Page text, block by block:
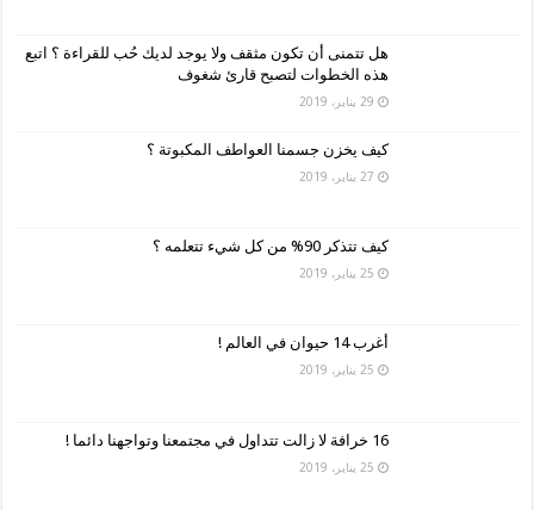
هل تتمنى أن تكون مثقف ولا يوجد لديك حُب للقراءة ؟ اتبع
هذه الخطوات لتصبح قارئ شغوف
29 يناير، 2019
كيف يخزن جسمنا العواطف المكبوتة ؟
27 يناير، 2019
كيف تتذكر 90% من كل شيء تتعلمه ؟
25 يناير، 2019
أغرب 14 حيوان في العالم !
25 يناير، 2019
16 خرافة لا زالت تتداول في مجتمعنا وتواجهنا دائما !
25 يناير، 2019